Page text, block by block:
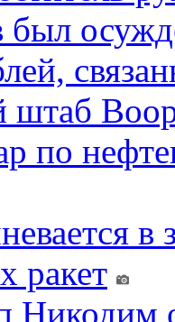
штаб
по
в
ракет